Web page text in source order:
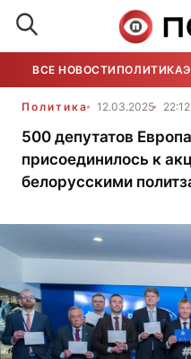
ВСЕ НОВОСТИ ПОЛИТИКА
Политика 12.03.2025 22:12
500 депутатов
присоединилось к
белорусскими